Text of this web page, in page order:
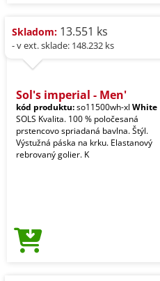
Skladom: 13.551 ks
- v ext. sklade: 148.232 ks
Sol's imperial - Men'
kód produktu:so11500wh-xl White
SOLS Kvalita. 100 % poločesaná
prstencovo spriadaná bavlna. Štýl.
Výstužná páska na krku. Elastanový
rebrovaný golier. K